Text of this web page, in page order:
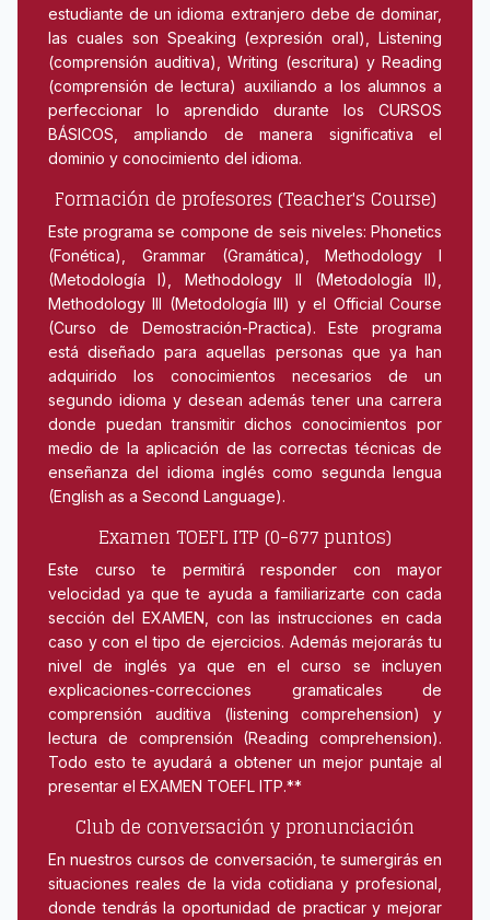
estudiante de un idioma extranjero debe de dominar,
las cuales son Speaking (expresión oral), Listening
(comprensión auditiva), Writing (escritura) y Reading
(comprensión de lectura) auxiliando a los alumnos a
perfeccionar lo aprendido durante los CURSOS
BÁSICOS, ampliando de manera significativa el
dominio y conocimiento del idioma.
Formación de profesores (Teacher's Course)
Este programa se compone de seis niveles: Phonetics
(Fonética), Grammar (Gramática), Methodology I
(Metodología I), Methodology II (Metodología II),
Methodology III (Metodología III) y el Official Course
(Curso de Demostración-Practica). Este programa
está diseñado para aquellas personas que ya han
adquirido los conocimientos necesarios de un
segundo idioma y desean además tener una carrera
donde puedan transmitir dichos conocimientos por
medio de la aplicación de las correctas técnicas de
enseñanza del idioma inglés como segunda lengua
(English as a Second Language).
Examen TOEFL ITP (0-677 puntos)
Este curso te permitirá responder con mayor
velocidad ya que te ayuda a familiarizarte con cada
sección del EXAMEN, con las instrucciones en cada
caso y con el tipo de ejercicios. Además mejorarás tu
nivel de inglés ya que en el curso se incluyen
explicaciones-correcciones gramaticales de
comprensión auditiva (listening comprehension) y
lectura de comprensión (Reading comprehension).
Todo esto te ayudará a obtener un mejor puntaje al
presentar el EXAMEN TOEFL ITP.**
Club de conversación y pronunciación
En nuestros cursos de conversación, te sumergirás en
situaciones reales de la vida cotidiana y profesional,
donde tendrás la oportunidad de practicar y mejorar